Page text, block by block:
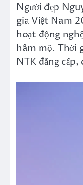
Người đẹp
gia Việt Nam
hoạt động
hâm mộ. Thời
NTK đẳng